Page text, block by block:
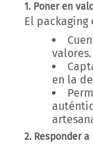
1. Poner en
El packaging
valores.
en la
2. Responder